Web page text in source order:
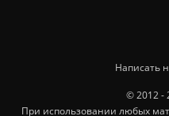
Написать
© 2012 -
При использовании любых